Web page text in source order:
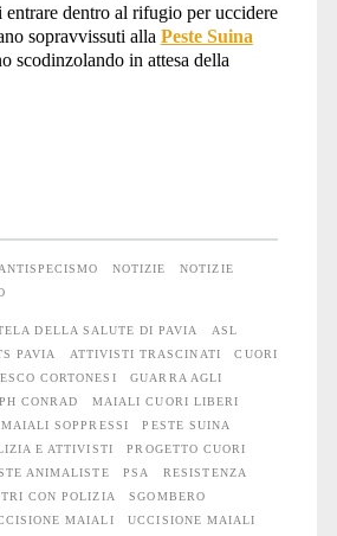
entrare dentro al rifugio per uccidere
sopravvissuti alla Peste Suina
scodinzolando in attesa della
ANTISPECISMO NOTIZIE
NOTIZIE
DELLA SALUTE DI PAVIA
ASL
PAVIA ATTIVISTI TRASCINATI
CUORI
CORTONESI
GUARRA AGLI
CONRAD
MAIALI CUORI LIBERI
MAIALI SOPPRESSI
PESTE SUINA
E ATTIVISTI
PROGETTO CUORI
ANIMALISTE PSA
RESISTENZA
CON POLIZIA
SGOMBERO
MAIALI UCCISIONE MAIALI